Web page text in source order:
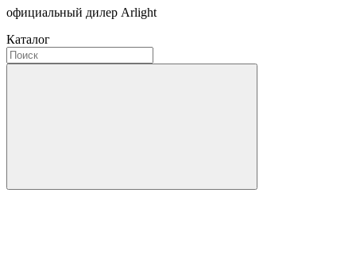
официальный дилер Arlight
Каталог